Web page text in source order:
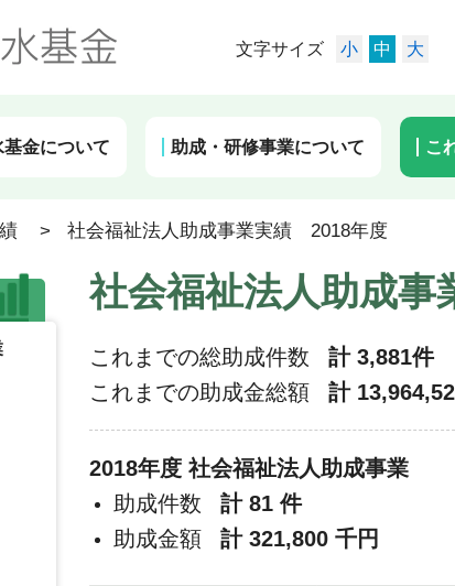
文字サイズ 小 中 大
基金について 助成・研修事業について こ
> 社会福祉法人助成事業実績 2018年度
社会福祉法人助成事
これまでの総助成件数
計 3,881件
これまでの助成金総額
計
2018年度 社会福祉法人助成事業
助成件数
計 81 件
助成金額
計 321,800 千円